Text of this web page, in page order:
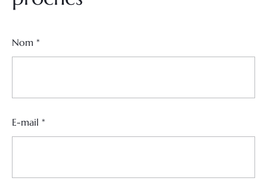
Nom *
E-mail *